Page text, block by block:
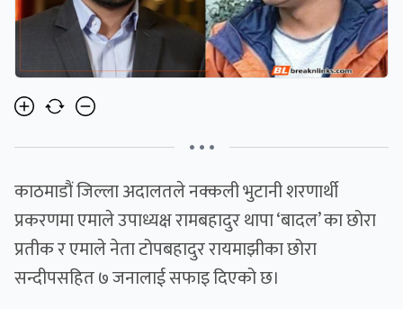
• • •
काठमाडौं जिल्ला अदालतले नक्कली भुटानी शरणार्थी
प्रकरणमा एमाले उपाध्यक्ष रामबहादुर थापा ‘बादल’ का छोरा
प्रतीक र एमाले नेता टोपबहादुर रायमाझीका छोरा
सन्दीपसहित ७ जनालाई सफाइ दिएको छ।